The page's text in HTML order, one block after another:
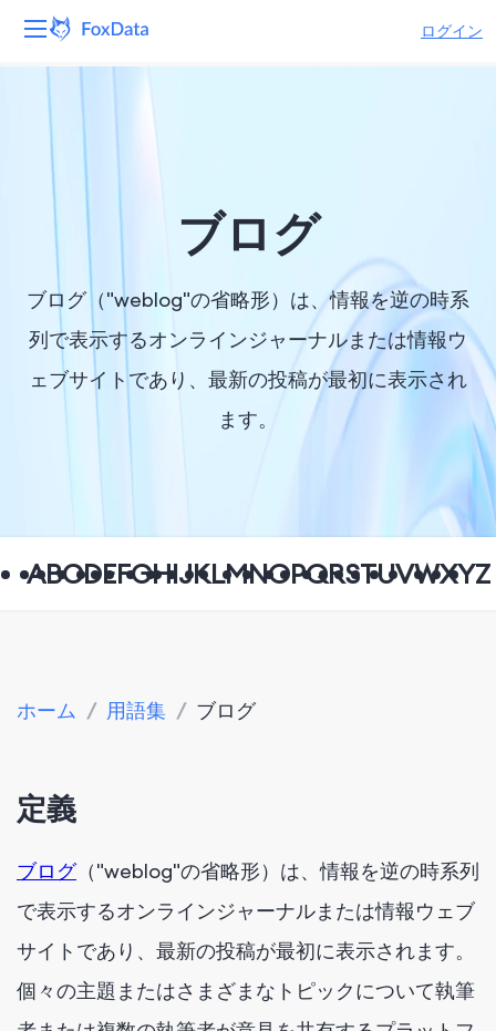
ログイン
プラットフォーム
ソリューション
リソース
会社
ブログ
ブログ（"weblog"の省略形）は、情報を逆の時系
列で表示するオンラインジャーナルまたは情報ウ
ェブサイトであり、最新の投稿が最初に表示され
ます。
ABCDEFGHIJKLMNOPQRSTUVWXYZ
ホーム / 用語集 / ブログ
定義
ブログ（"weblog"の省略形）は、情報を逆の時系列
で表示するオンラインジャーナルまたは情報ウェブ
サイトであり、最新の投稿が最初に表示されます。
個々の主題またはさまざまなトピックについて執筆